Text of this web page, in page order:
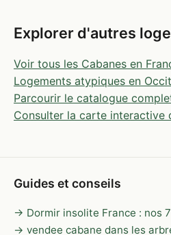
Explorer d'autres
Voir tous les Cabanes en
Logements atypiques en
Parcourir le catalogue
Consulter la carte interactive
Guides et conseils
→ Dormir insolite France : nos
→ vendee cabane dans les